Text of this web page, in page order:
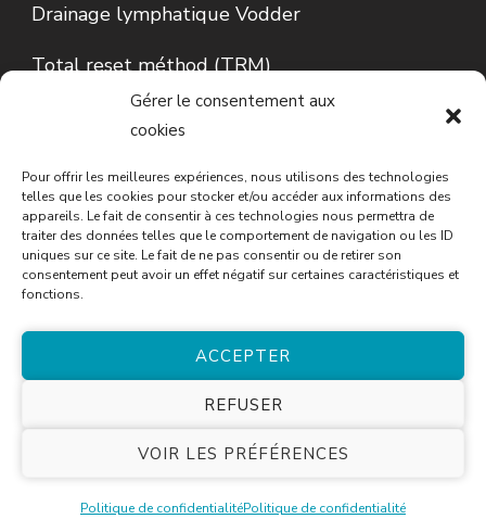
Gérer le consentement aux
cookies
Pour offrir les meilleures expériences, nous utilisons des technologies
telles que les cookies pour stocker et/ou accéder aux informations des
appareils. Le fait de consentir à ces technologies nous permettra de
traiter des données telles que le comportement de navigation ou les ID
uniques sur ce site. Le fait de ne pas consentir ou de retirer son
consentement peut avoir un effet négatif sur certaines caractéristiques et
fonctions.
ACCEPTER
REFUSER
VOIR LES PRÉFÉRENCES
Politique de confidentialitéPolitique de confidentialité
Drainage lymphatique Vodder
Total reset méthod (TRM)
Conseils en phytothérapie
© Copyright 2026Cécile Tourneau. Tous droits
réservés.
Blossom Spa | Développé parBlossom
.Propulsé par WordPress.Politique de
confidentialité